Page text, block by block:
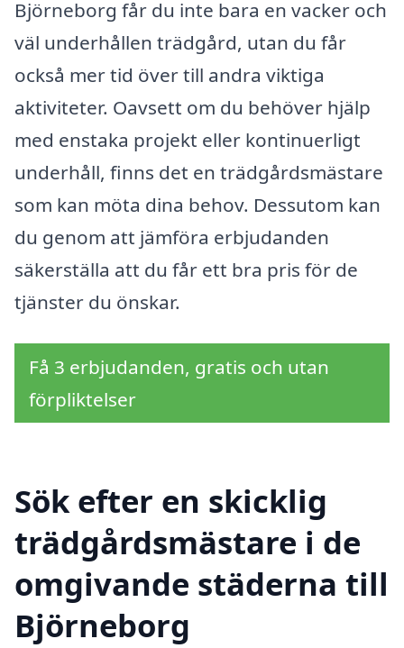
Björneborg får du inte bara en vacker och
väl underhållen trädgård, utan du får
också mer tid över till andra viktiga
aktiviteter. Oavsett om du behöver hjälp
med enstaka projekt eller kontinuerligt
underhåll, finns det en trädgårdsmästare
som kan möta dina behov. Dessutom kan
du genom att jämföra erbjudanden
säkerställa att du får ett bra pris för de
tjänster du önskar.
Få 3 erbjudanden, gratis och utan
förpliktelser
Sök efter en skicklig
trädgårdsmästare i de
omgivande städerna till
Björneborg